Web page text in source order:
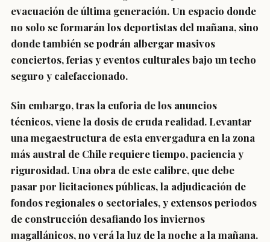
evacuación de última generación. Un espacio donde
no solo se formarán los deportistas del mañana, sino
donde también se podrán albergar masivos
conciertos, ferias y eventos culturales bajo un techo
seguro y calefaccionado.
Sin embargo, tras la euforia de los anuncios
técnicos, viene la dosis de cruda realidad. Levantar
una megaestructura de esta envergadura en la zona
más austral de Chile requiere tiempo, paciencia y
rigurosidad. Una obra de este calibre, que debe
pasar por licitaciones públicas, la adjudicación de
fondos regionales o sectoriales, y extensos periodos
de construcción desafiando los inviernos
magallánicos, no verá la luz de la noche a la mañana.